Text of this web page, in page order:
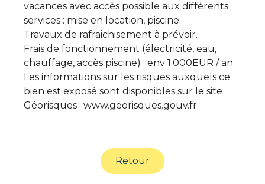
vacances avec accès possible aux différents
services : mise en location, piscine.
Travaux de rafraichisement à prévoir.
Frais de fonctionnement (électricité, eau,
chauffage, accès piscine) : env 1.000EUR / an.
Les informations sur les risques auxquels ce
bien est exposé sont disponibles sur le site
Géorisques : www.georisques.gouv.fr
Retour